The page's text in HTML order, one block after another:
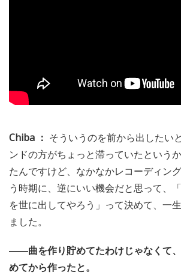
Chiba ： そういうのを前から出したい
ンドの方がちょっと滞っていたという
たんですけど、なかなかレコーディン
う時期に、逆にいい機会だと思って、
を世に出してやろう」って決めて、一
ました。
――曲を作り貯めてたわけじゃなくて
めてから作ったと。